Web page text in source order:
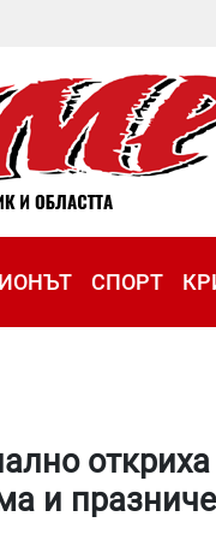
СПОРТ
и